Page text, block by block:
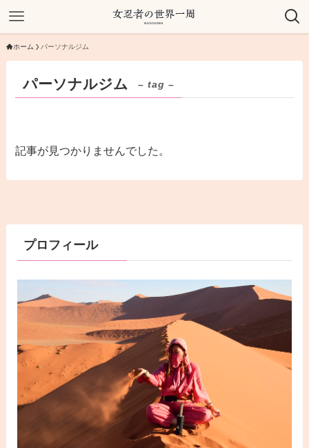
ホーム パーソナルジム
パーソナルジム – tag –
記事が見つかりませんでした。
プロフィール